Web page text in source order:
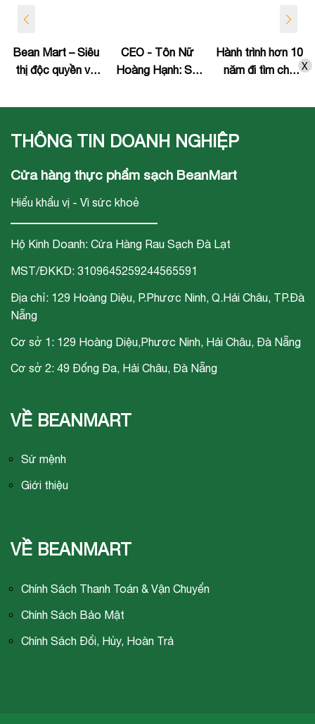
Bean Mart – Siêu
thị độc quyền về
phẩm rau Nhật
CEO - Tôn Nữ
Hoàng Hạnh: Sự
sức khỏe cộng
chuỗi siêu thị thực
Mart
Hành trình hơn 10
năm đi tìm chỗ
trường của Bean
X
THÔNG TIN DOANH NGHIỆP
Cửa hàng thực phẩm sạch BeanMart
Hiểu khẩu vị - Vì sức khoẻ
Hộ Kinh Doanh: Cửa Hàng Rau Sạch Đà Lạt
MST/ĐKKD: 3109645259244565591
Địa chỉ: 129 Hoàng Diệu, P.Phươc Ninh, Q.Hải Châu, TP.Đà
Nẵng
Cơ sở 1: 129 Hoàng Diệu,Phươc Ninh, Hải Châu, Đà Nẵng
Cơ sở 2: 49 Đống Đa, Hải Châu, Đà Nẵng
VỀ BEANMART
Sứ mệnh
Giới thiệu
VỀ BEANMART
Chính Sách Thanh Toán & Vận Chuyển
Chính Sách Bảo Mật
Chính Sách Đổi, Hủy, Hoàn Trả